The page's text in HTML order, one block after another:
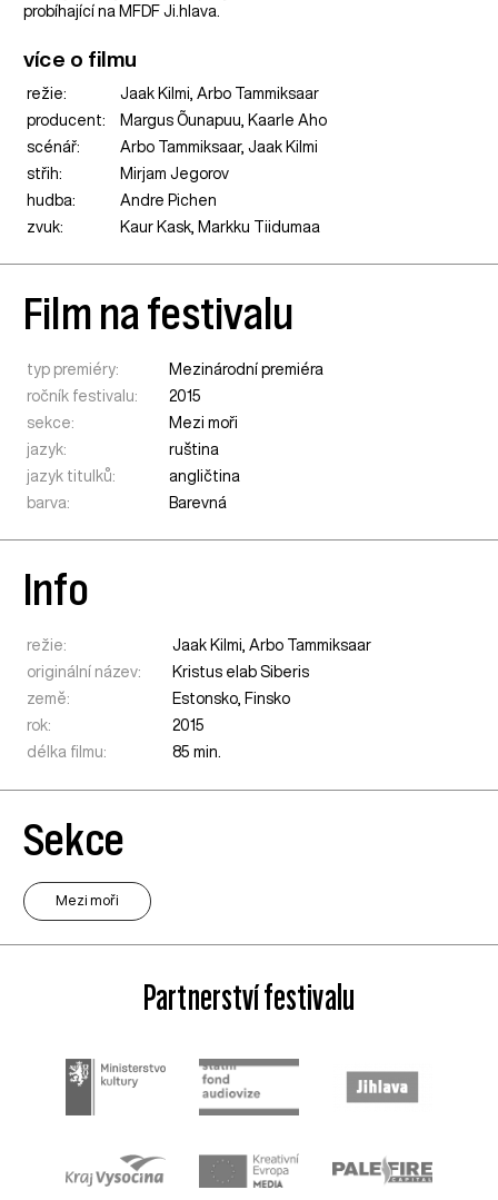
probíhající na MFDF Ji.hlava.
více o filmu
režie:
Jaak Kilmi, Arbo Tammiksaar
producent:
Margus Õunapuu, Kaarle Aho
scénář:
Arbo Tammiksaar, Jaak Kilmi
střih:
Mirjam Jegorov
hudba:
Andre Pichen
zvuk:
Kaur Kask, Markku Tiidumaa
Film na festivalu
typ premiéry:
Mezinárodní premiéra
ročník festivalu:
2015
sekce:
Mezi moři
jazyk:
ruština
jazyk titulků:
angličtina
barva:
Barevná
Info
režie:
Jaak Kilmi, Arbo Tammiksaar
originální název:
Kristus elab Siberis
země:
Estonsko, Finsko
rok:
2015
délka filmu:
85 min.
Sekce
Mezi moři
Partnerství festivalu